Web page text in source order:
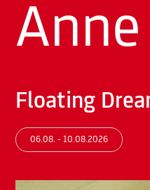
Floating
06.08. - 10.08.2026